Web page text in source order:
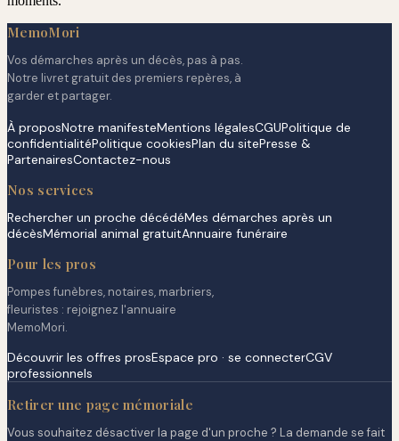
MemoMori
Vos démarches après un décès, pas à pas.
Notre livret gratuit des premiers repères, à
garder et partager.
À proposNotre manifesteMentions légalesCGUPolitique de
confidentialitéPolitique cookiesPlan du sitePresse &
PartenairesContactez-nous
Nos services
Rechercher un proche décédéMes démarches après un
décèsMémorial animal gratuitAnnuaire funéraire
Pour les pros
Pompes funèbres, notaires, marbriers,
fleuristes : rejoignez l'annuaire
MemoMori.
Découvrir les offres prosEspace pro · se connecterCGV
professionnels
Retirer une page mémoriale
Vous souhaitez désactiver la page d'un proche ? La demande se fait